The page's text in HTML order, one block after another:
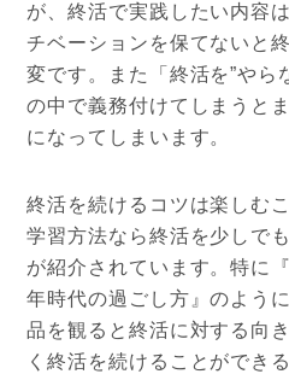
が、終活で実践したい内容
チベーションを保てないと
変です。また「終活を”やら
の中で義務付けてしまうと
になってしまいます。
終活を続けるコツは楽しむ
学習方法なら終活を少しで
が紹介されています。特に
年時代の過ごし方』のよう
品を観ると終活に対する向
く終活を続けることができ